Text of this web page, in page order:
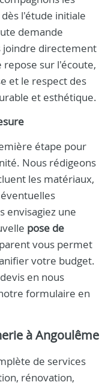
l'étude initiale
demande
joindre directement
sur l'écoute,
et le respect des
et esthétique.
étape pour
Nous rédigeons
les matériaux,
envisagiez une
pose de
vous permet
votre budget.
en nous
formulaire en
à Angoulême
de services
rénovation,